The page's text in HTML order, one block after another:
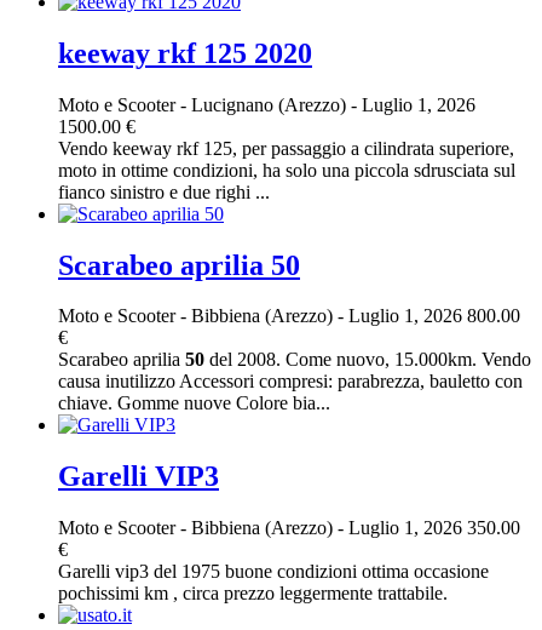
keeway rkf 125 2020
Moto e Scooter- Lucignano (Arezzo) - Luglio 1, 2026
1500.00 €
Vendo keeway rkf 125, per passaggio a cilindrata superiore,
moto in ottime condizioni, ha solo una piccola sdrusciata sul
fianco sinistro e due righi ...
Scarabeo aprilia 50
Moto e Scooter- Bibbiena (Arezzo) - Luglio 1, 2026 800.00
€
Scarabeo aprilia 50 del 2008. Come nuovo, 15.000km. Vendo
causa inutilizzo Accessori compresi: parabrezza, bauletto con
chiave. Gomme nuove Colore bia...
Garelli VIP3
Moto e Scooter- Bibbiena (Arezzo) - Luglio 1, 2026 350.00
€
Garelli vip3 del 1975 buone condizioni ottima occasione
pochissimi km , circa prezzo leggermente trattabile.